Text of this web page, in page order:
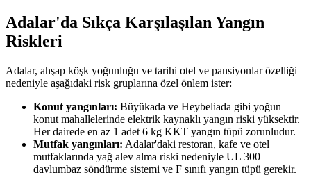
Adalar'da Sıkça Karşılaşılan Yangın
Riskleri
Adalar, ahşap köşk yoğunluğu ve tarihi otel ve pansiyonlar özelliği
nedeniyle aşağıdaki risk gruplarına özel önlem ister:
Konut yangınları: Büyükada ve Heybeliada gibi yoğun
konut mahallelerinde elektrik kaynaklı yangın riski yüksektir.
Her dairede en az 1 adet 6 kg KKT yangın tüpü zorunludur.
Mutfak yangınları: Adalar'daki restoran, kafe ve otel
mutfaklarında yağ alev alma riski nedeniyle UL 300
davlumbaz söndürme sistemi ve F sınıfı yangın tüpü gerekir.